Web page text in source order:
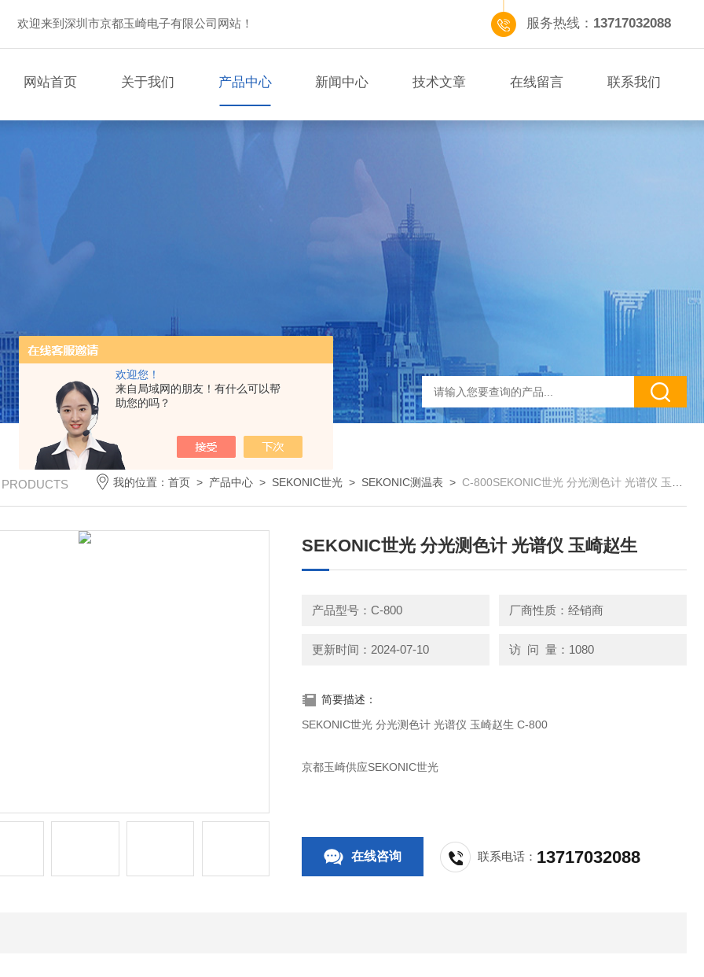
欢迎您！
来自局域网的朋友！有什么可以帮
助您的吗？
欢迎来到深圳市京都玉崎电子有限公司网站！ 服务热线： 13717032088
网站首页 关于我们 产品中心 新闻中心 技术文章 在线留言 联系我们
我的位置：首页 > 产品中心 > SEKONIC世光 > SEKONIC测温表 >C-800SEKONIC世光 分光测色计 光谱仪 玉崎赵生
SEKONIC世光 分光测色计 光谱仪 玉崎赵生
产品型号：C-800 厂商性质：经销商
更新时间：2024-07-10 访 问 量：1080
简要描述：
SEKONIC世光 分光测色计 光谱仪 玉崎赵生 C-800
京都玉崎供应SEKONIC世光
在线咨询 联系电话： 13717032088